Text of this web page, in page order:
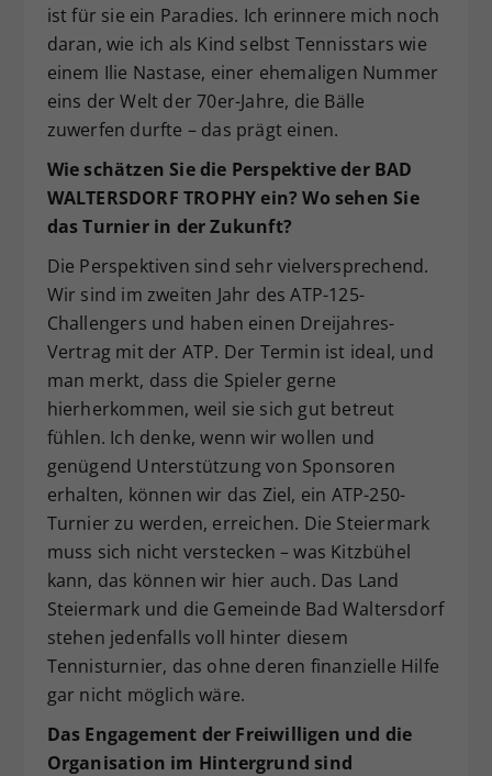
ist für sie ein Paradies. Ich erinnere mich noch
daran, wie ich als Kind selbst Tennisstars wie
einem Ilie Nastase, einer ehemaligen Nummer
eins der Welt der 70er-Jahre, die Bälle
zuwerfen durfte – das prägt einen.
Wie schätzen Sie die Perspektive der BAD
WALTERSDORF TROPHY ein? Wo sehen Sie
das Turnier in der Zukunft?
Die Perspektiven sind sehr vielversprechend.
Wir sind im zweiten Jahr des ATP-125-
Challengers und haben einen Dreijahres-
Vertrag mit der ATP. Der Termin ist ideal, und
man merkt, dass die Spieler gerne
hierherkommen, weil sie sich gut betreut
fühlen. Ich denke, wenn wir wollen und
genügend Unterstützung von Sponsoren
erhalten, können wir das Ziel, ein ATP-250-
Turnier zu werden, erreichen. Die Steiermark
muss sich nicht verstecken – was Kitzbühel
kann, das können wir hier auch. Das Land
Steiermark und die Gemeinde Bad Waltersdorf
stehen jedenfalls voll hinter diesem
Tennisturnier, das ohne deren finanzielle Hilfe
gar nicht möglich wäre.
Das Engagement der Freiwilligen und die
Organisation im Hintergrund sind